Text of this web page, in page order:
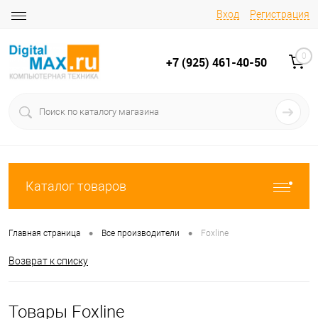
Вход Регистрация
+7 (925) 461-40-50 0
Каталог товаров
Главная страница • Все производители • Foxline
Возврат к списку
Товары Foxline